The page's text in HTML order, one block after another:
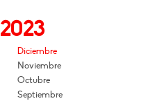
2023
Diciembre
Noviembre
Octubre
Septiembre